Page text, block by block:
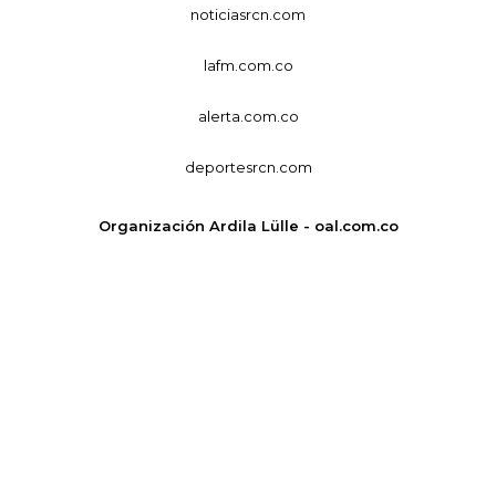
noticiasrcn.com
lafm.com.co
alerta.com.co
deportesrcn.com
Organización Ardila Lülle - oal.com.co